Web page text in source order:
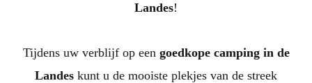
Landes!
Tijdens uw verblijf op een goedkope camping in de
Landes kunt u de mooiste plekjes van de streek